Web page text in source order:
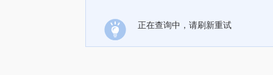
正在查询中，请刷新重试